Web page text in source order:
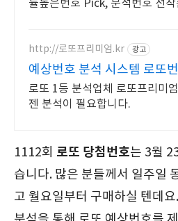
률높은번호 Pick, 분석번호 선착
http://로또프리미엄.kr 광고
예상번호 분석 시스템 로또
분석업체
로또 1등 분석업체 로또프리미엄
젠 분석이 필요합니다.
1112회 로또 당첨번호는 3월
습니다. 많은 분들께서 일주일
고 월요일부터 구매하실 텐데